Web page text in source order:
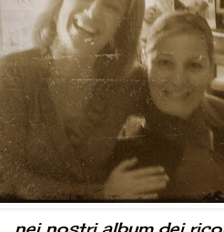
nei nostri album dei